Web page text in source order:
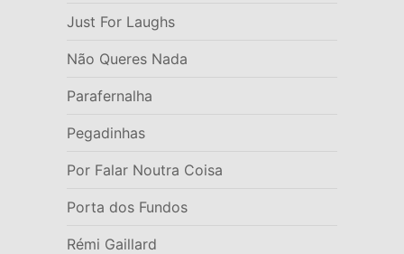
Just For Laughs
Não Queres Nada
Parafernalha
Pegadinhas
Por Falar Noutra Coisa
Porta dos Fundos
Rémi Gaillard